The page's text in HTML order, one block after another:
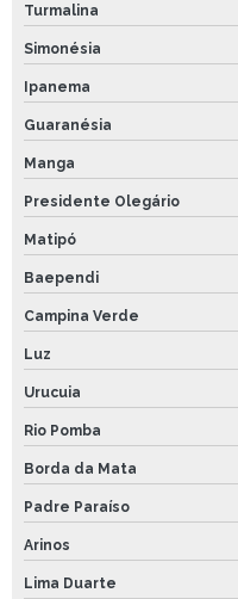
Turmalina
Simonésia
Ipanema
Guaranésia
Manga
Presidente Olegário
Matipó
Baependi
Campina Verde
Luz
Urucuia
Rio Pomba
Borda da Mata
Padre Paraíso
Arinos
Lima Duarte